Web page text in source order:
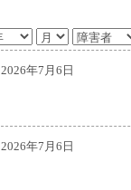
2026年7月6日
2026年7月6日